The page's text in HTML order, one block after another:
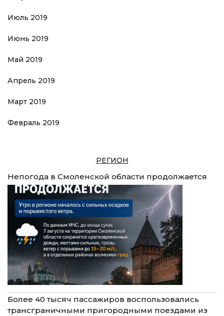
Июль 2019
Июнь 2019
Май 2019
Апрель 2019
Март 2019
Февраль 2019
РЕГИОН
Непогода в Смоленской области продолжается
Более 40 тысяч пассажиров воспользовались
трансграничными пригородными поездами из